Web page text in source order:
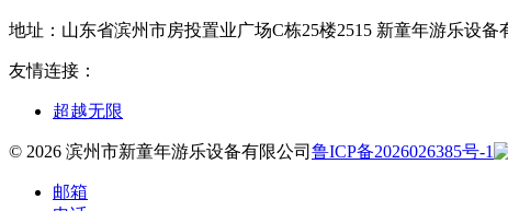
地址： 山东省滨州市房投置业广场C栋25楼2515 新童年游乐设备
友情连接：
超越无限
© 2026 滨州市新童年游乐设备有限公司 鲁ICP备2026026385号-1
邮箱